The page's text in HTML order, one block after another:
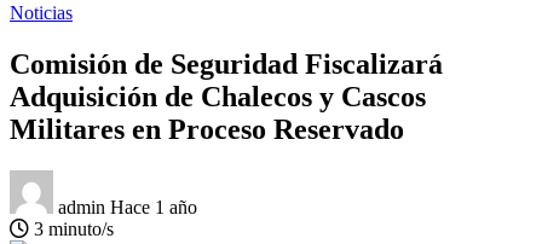
Noticias
Comisión de Seguridad Fiscalizará
Adquisición de Chalecos y Cascos
Militares en Proceso Reservado
admin Hace 1 año
3 minuto/s